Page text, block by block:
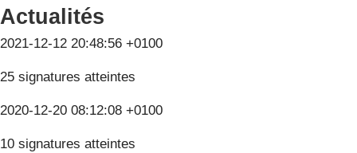
Actualités
2021-12-12 20:48:56 +0100
25 signatures atteintes
2020-12-20 08:12:08 +0100
10 signatures atteintes